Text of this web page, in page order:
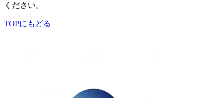
ください。
TOPにもどる